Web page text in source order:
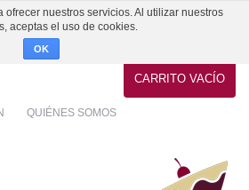
ofrecer nuestros servicios. Al utilizar nuestros
aceptas el uso de cookies.
OK
CARRITO VACÍO
QUIÉNES SOMOS